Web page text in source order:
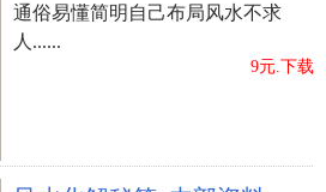
通俗易懂简明自己布局风水不求
人......
9元.下载